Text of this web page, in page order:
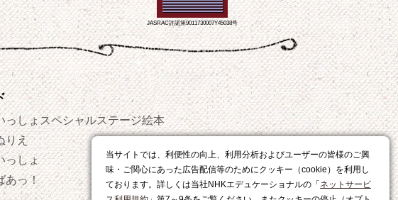
当サイトでは、利便性の向上、利用分析およびユーザーの皆様のご興
味・ご関心にあった広告配信等のためにクッキー（cookie）を利用し
ております。詳しくは当社NHKエデュケーショナルの「 ネットサービ
JASRAC許諾第9011730007Y45038号
っしょスペシャルステージ
りえ
っしょ
あっ！
絵本
おやつ
レシピ